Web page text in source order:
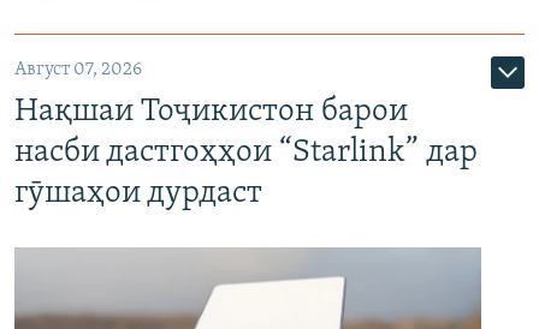
Август 07, 2026
Нақшаи Тоҷикистон барои
насби дастгоҳҳои “Starlink” дар
гӯшаҳои дурдаст